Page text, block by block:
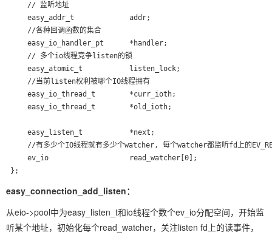
     // 监听地址
     easy_addr_t             addr;
     //各种回调函数的集合
     easy_io_handler_pt      *handler;
     // 多个io线程竞争listen的锁
     easy_atomic_t           listen_lock;
     //当前listen权利被哪个IO线程拥有
     easy_io_thread_t        *curr_ioth;
     easy_io_thread_t        *old_ioth;
     easy_listen_t           *next;
//有多少个IO线程就有多少个watcher, 每个watcher都监听fd上的
     ev_io                   read_watcher[0];
easy_connection_add_listen：
从eio->pool中为easy_listen_t和io线程个数个ev_io分配空间，开始监
听某个地址，初始化每个read_watcher，关注listen fd上的读事件，